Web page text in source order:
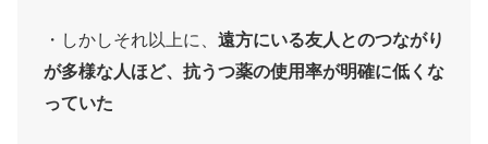
・しかしそれ以上に、 遠方にいる友人とのつながり
が多様な人ほど、抗うつ薬の使用率が明確に低くな
っていた